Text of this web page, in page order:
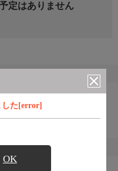
した[error]
OK
定はありません